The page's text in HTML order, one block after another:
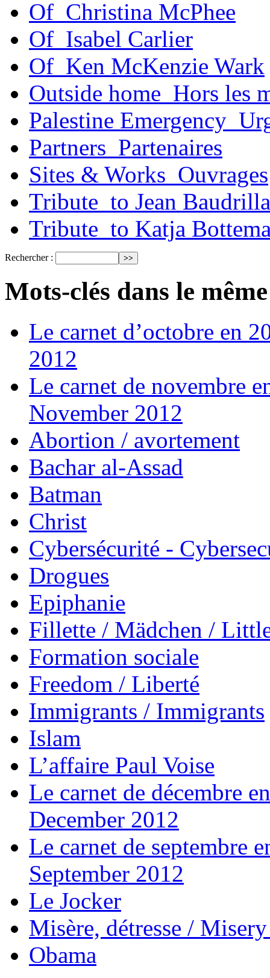
Of_Christina McPhee
Of_Isabel Carlier
Of_Ken McKenzie Wark
Outside home_Hors les
Palestine
Partners_Partenaires
Sites & Works_Ouvrages
Tribute_to Jean
Tribute_to Katja
Rechercher :
Mots-clés dans le
Le carnet d’octobre en
2012
Le carnet de novembre
November 2012
Abortion / avortement
Bachar al-Assad
Batman
Christ
Cybersécurité -
Drogues
Epiphanie
Fillette / Mädchen /
Formation sociale
Freedom / Liberté
Immigrants / Immigrants
Islam
L’affaire Paul Voise
Le carnet de décembre
December 2012
Le carnet de septembre
September 2012
Le Jocker
Misère, détresse /
Obama